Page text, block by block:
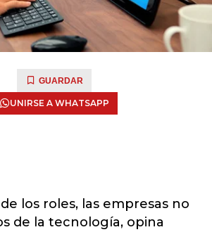
GUARDAR
UNIRSE A WHATSAPP
los roles, las empresas no
de la tecnología, opina